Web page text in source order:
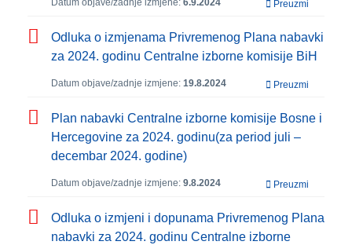
Datum objave/zadnje izmjene: 6.9.2024 Preuzmi
Odluka o izmjenama Privremenog Plana nabavki
za 2024. godinu Centralne izborne komisije BiH
Datum objave/zadnje izmjene: 19.8.2024 Preuzmi
Plan nabavki Centralne izborne komisije Bosne i
Hercegovine za 2024. godinu(za period juli –
decembar 2024. godine)
Datum objave/zadnje izmjene: 9.8.2024 Preuzmi
Odluka o izmjeni i dopunama Privremenog Plana
nabavki za 2024. godinu Centralne izborne